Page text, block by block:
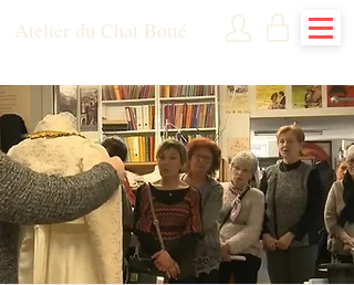
Atelier du Chat Botté